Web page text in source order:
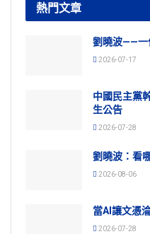
熱門文章
劉曉波——一
2026-07-17
中國民主黨
生公告
2026-07-28
劉曉波：看
2026-08-06
當AI讓文憑
2026-07-28